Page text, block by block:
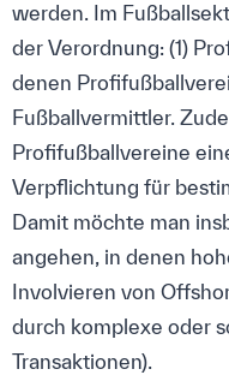
werden. Im
der Verordnung: (1)
denen
Fußballvermittler.
Profifußballvereine
Verpflichtung für
Damit möchte man
angehen, in denen
Involvieren von
durch komplexe oder
Transaktionen).